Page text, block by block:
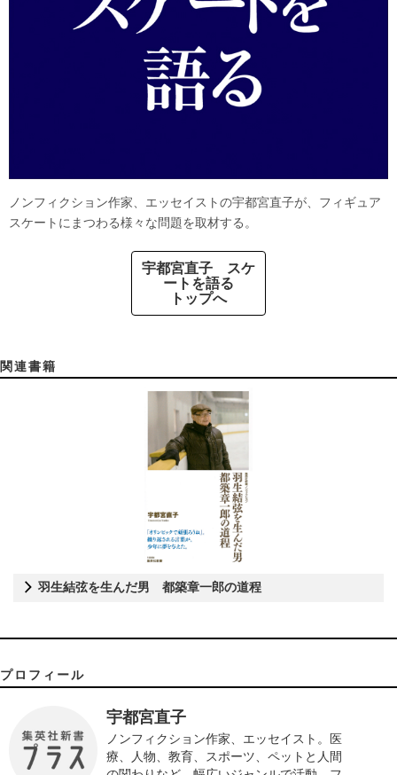
ノンフィクション作家、エッセイストの宇都宮直子が、フィギュア
スケートにまつわる様々な問題を取材する。
宇都宮直子 スケ
ートを語る
トップへ
関連書籍
羽生結弦を生んだ男 都築章一郎の道程
プロフィール
宇都宮直子
ノンフィクション作家、エッセイスト。医
療、人物、教育、スポーツ、ペットと人間